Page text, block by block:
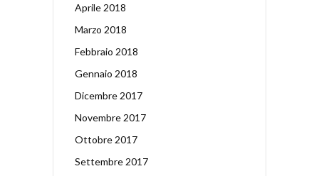
Aprile 2018
Marzo 2018
Febbraio 2018
Gennaio 2018
Dicembre 2017
Novembre 2017
Ottobre 2017
Settembre 2017